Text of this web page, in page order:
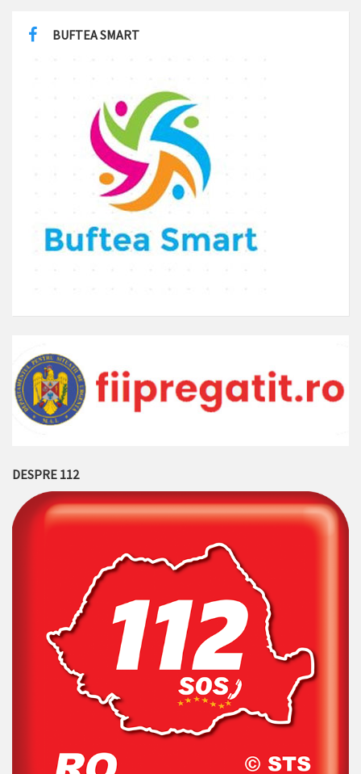
BUFTEA SMART
DESPRE 112